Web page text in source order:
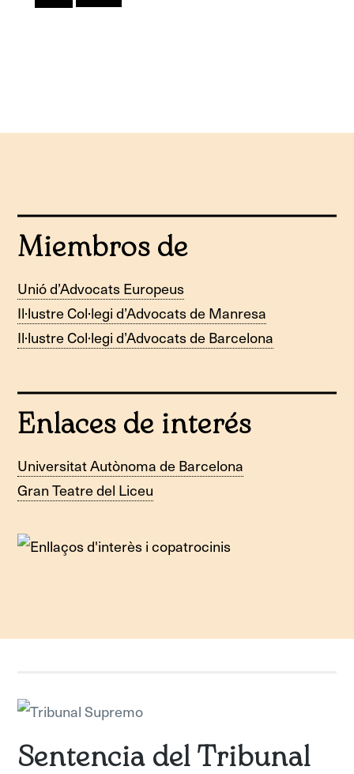
Miembros de
Unió d’Advocats Europeus
Il·lustre Col·legi d’Advocats de Manresa
Il·lustre Col·legi d’Advocats de Barcelona
Enlaces de interés
Universitat Autònoma de Barcelona
Gran Teatre del Liceu
Sentencia del Tribunal